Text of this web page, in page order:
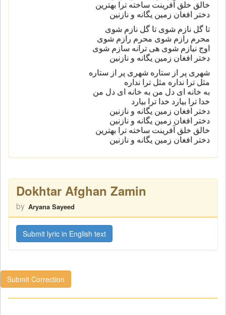
خالق خلق آفرینت ساخته ترا بهترین
دختر افغان زمین یگانه و نازنین
تا گل نازم شوی تا گل نازم شوی
محرم رازم شوی محرم رازم شوی
اوج نیازم شوی هی ترانه سازم شوی
دختر افغان زمین یگانه و نازنین
شهری پر از ستاره شهری پر از ستاره
مثل ترا نداره مثل ترا نداره
به خانه ای دل من به خانه ای دل من
خدا ترا بیارد خدا ترا بیارد
دختر افغان زمین یگانه و نازنین
دختر افغان زمین یگانه و نازنین
خالق خلق آفرینت ساخته ترا بهترین
دختر افغان زمین یگانه و نازنین
Dokhtar Afghan Zamin
by Aryana Sayeed
Submit lyric in English text
Submit Correction